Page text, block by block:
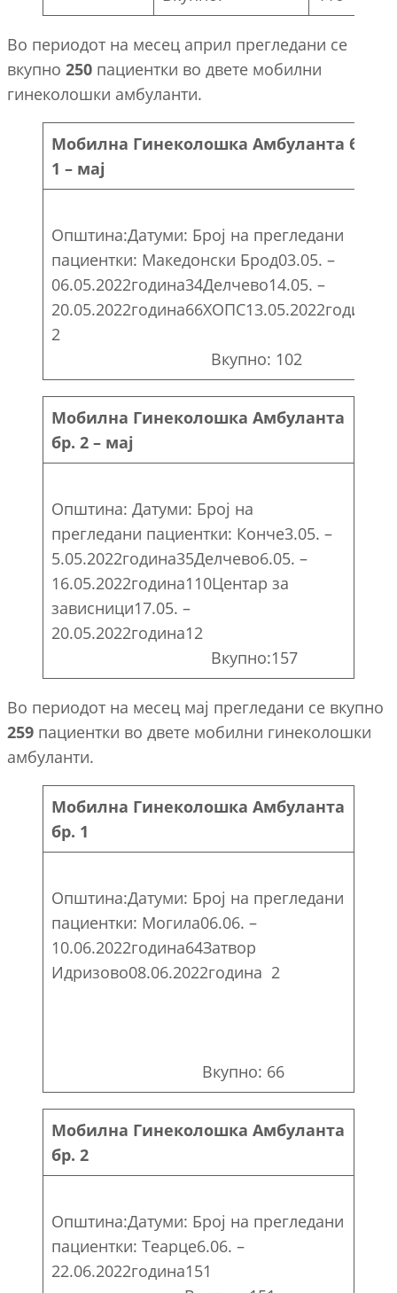
Во периодот на месец април прегледани се
вкупно 250 пациентки во двете мобилни
гинеколошки амбуланти.
Мобилна Гинеколошка Амбуланта бр.
1 – мај
Општина:Датуми: Број на прегледани
пациентки: Македонски Брод03.05. –
06.05.2022година34Делчево14.05. –
20.05.2022година66ХОПС13.05.2022година
2
Вкупно: 102
Мобилна Гинеколошка Амбуланта
бр. 2 – мај
Општина: Датуми: Број на
прегледани пациентки: Конче3.05. –
5.05.2022година35Делчево6.05. –
16.05.2022година110Центар за
зависници17.05. –
20.05.2022година12
Вкупно:157
Во периодот на месец мај прегледани се вкупно
259 пациентки во двете мобилни гинеколошки
амбуланти.
Мобилна Гинеколошка Амбуланта
бр. 1
Општина:Датуми: Број на прегледани
пациентки: Могила06.06. –
10.06.2022година64Затвор
Идризово08.06.2022година 2
Вкупно: 66
Мобилна Гинеколошка Амбуланта
бр. 2
Општина:Датуми: Број на прегледани
пациентки: Теарце6.06. –
22.06.2022година151